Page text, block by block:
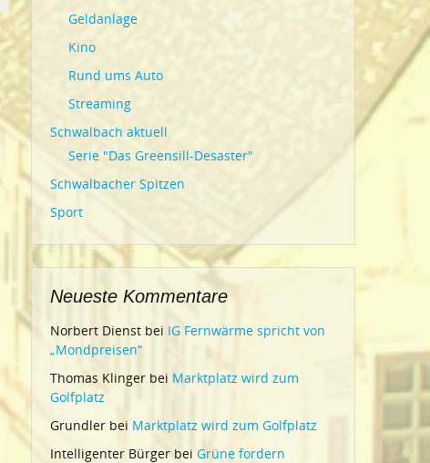
Geldanlage
Kino
Rund ums Auto
Streaming
Schwalbach aktuell
Serie "Das Greensill-Desaster"
Schwalbacher Spitzen
Sport
Neueste Kommentare
Norbert Dienst bei IG Fernwärme spricht von
„Mondpreisen“
Thomas Klinger bei Marktplatz wird zum
Golfplatz
Grundler bei Marktplatz wird zum Golfplatz
Intelligenter Bürger bei Grüne fordern